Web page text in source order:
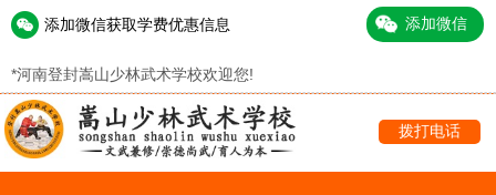
添加微信获取学费优惠信息
*河南登封嵩山少林武术学校欢迎您!
拨打电话